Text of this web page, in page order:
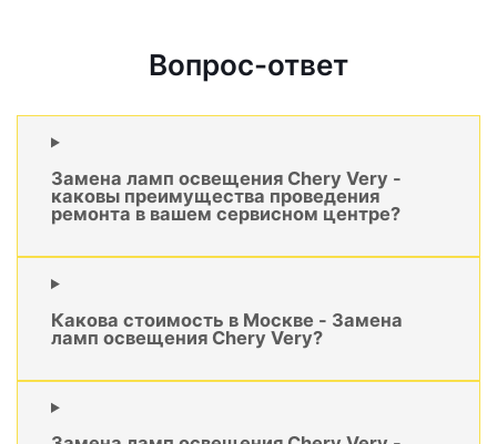
Вопрос-ответ
Замена ламп освещения Chery Very -
каковы преимущества проведения
ремонта в вашем сервисном центре?
Какова стоимость в Москве - Замена
ламп освещения Chery Very?